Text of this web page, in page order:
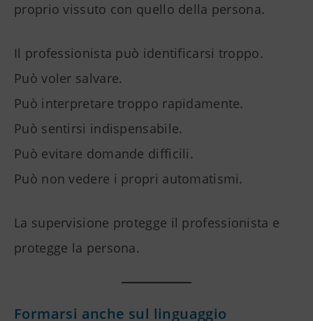
proprio vissuto con quello della persona.
Il professionista può identificarsi troppo.
Può voler salvare.
Può interpretare troppo rapidamente.
Può sentirsi indispensabile.
Può evitare domande difficili.
Può non vedere i propri automatismi.
La supervisione protegge il professionista e
protegge la persona.
Formarsi anche sul linguaggio